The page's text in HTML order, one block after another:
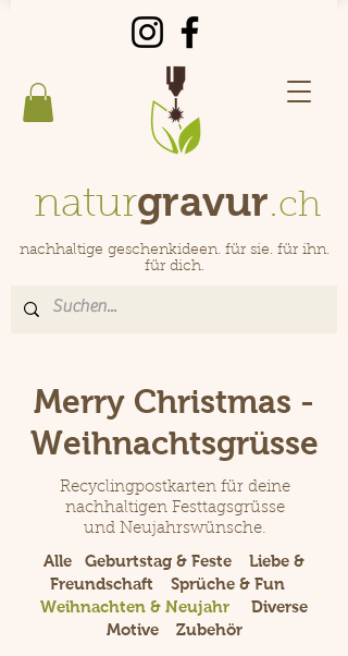
naturgravur.ch
nachhaltige geschenkideen. für sie. für ihn.
für dich.
Merry Christmas -
Weihnachtsgrüsse
Recyclingpostkarten für deine
nachhaltigen Festtagsgrüsse
und Neujahrswünsche.
Alle Geburtstag & Feste
Liebe &
Freundschaft
Sprüche & Fun
Weihnachten & Neujahr
Diverse
Motive
Zubehör